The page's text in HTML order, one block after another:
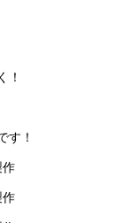
！
す！